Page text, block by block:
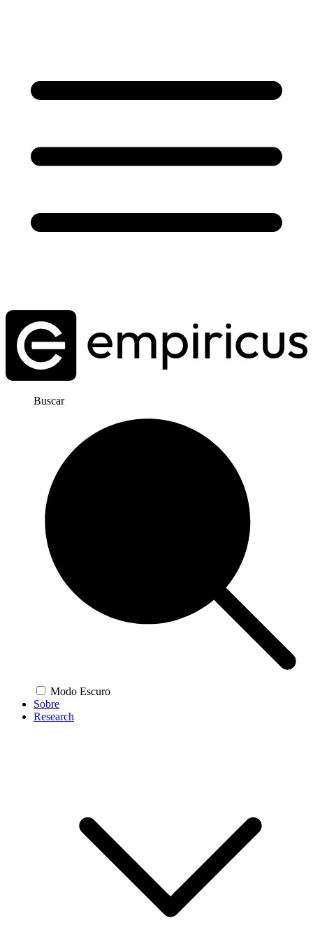
Buscar
Modo Escuro
Sobre
Research